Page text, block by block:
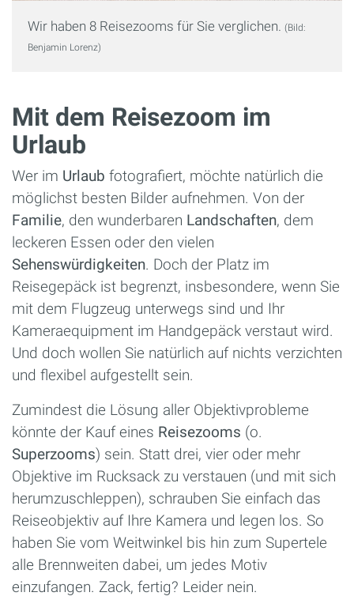
Wir haben 8 Reisezooms für Sie verglichen. (Bild:
Benjamin Lorenz)
Mit dem Reisezoom im
Urlaub
Wer im Urlaub fotografiert, möchte natürlich die
möglichst besten Bilder aufnehmen. Von der
Familie, den wunderbaren Landschaften, dem
leckeren Essen oder den vielen
Sehenswürdigkeiten. Doch der Platz im
Reisegepäck ist begrenzt, insbesondere, wenn Sie
mit dem Flugzeug unterwegs sind und Ihr
Kameraequipment im Handgepäck verstaut wird.
Und doch wollen Sie natürlich auf nichts verzichten
und flexibel aufgestellt sein.
Zumindest die Lösung aller Objektivprobleme
könnte der Kauf eines Reisezooms (o.
Superzooms) sein. Statt drei, vier oder mehr
Objektive im Rucksack zu verstauen (und mit sich
herumzuschleppen), schrauben Sie einfach das
Reiseobjektiv auf Ihre Kamera und legen los. So
haben Sie vom Weitwinkel bis hin zum Supertele
alle Brennweiten dabei, um jedes Motiv
einzufangen. Zack, fertig? Leider nein.